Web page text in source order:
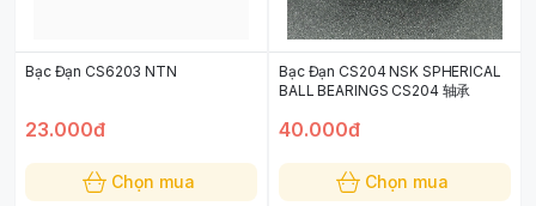
Bạc Đạn CS6203 NTN
23.000đ
Chọn mua
Bạc Đạn CS204 NSK SPHERICAL
BALL BEARINGS CS204 轴承
40.000đ
Chọn mua